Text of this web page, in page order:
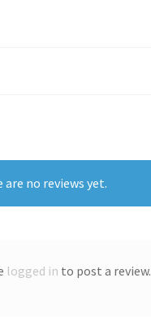
are no reviews yet.
logged in to post a review.